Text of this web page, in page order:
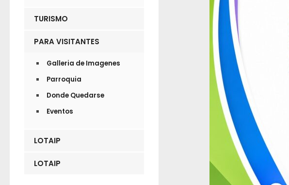
TURISMO
PARA VISITANTES
Galleria de Imagenes
Parroquia
Donde Quedarse
Eventos
LOTAIP
LOTAIP